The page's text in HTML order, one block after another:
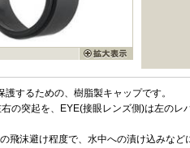
するための、樹脂製キャップです。
の突起を、EYE(接眼レンズ側)は左のレ
飛沫避け程度で、水中への漬け込みなど